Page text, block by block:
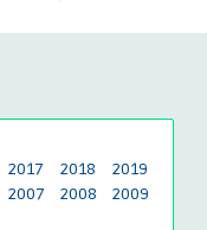
2017 2018
2019
2007 2008
2009